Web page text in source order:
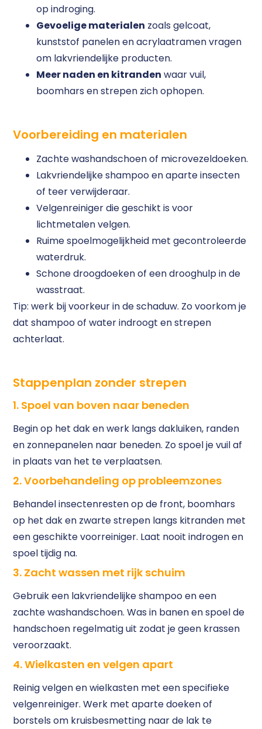
op indroging.
Gevoelige materialen zoals gelcoat,
kunststof panelen en acrylaatramen vragen
om lakvriendelijke producten.
Meer naden en kitranden waar vuil,
boomhars en strepen zich ophopen.
Voorbereiding en materialen
Zachte washandschoen of microvezeldoeken.
Lakvriendelijke shampoo en aparte insecten
of teer verwijderaar.
Velgenreiniger die geschikt is voor
lichtmetalen velgen.
Ruime spoelmogelijkheid met gecontroleerde
waterdruk.
Schone droogdoeken of een drooghulp in de
wasstraat.
Tip: werk bij voorkeur in de schaduw. Zo voorkom je
dat shampoo of water indroogt en strepen
achterlaat.
Stappenplan zonder strepen
1. Spoel van boven naar beneden
Begin op het dak en werk langs dakluiken, randen
en zonnepanelen naar beneden. Zo spoel je vuil af
in plaats van het te verplaatsen.
2. Voorbehandeling op probleemzones
Behandel insectenresten op de front, boomhars
op het dak en zwarte strepen langs kitranden met
een geschikte voorreiniger. Laat nooit indrogen en
spoel tijdig na.
3. Zacht wassen met rijk schuim
Gebruik een lakvriendelijke shampoo en een
zachte washandschoen. Was in banen en spoel de
handschoen regelmatig uit zodat je geen krassen
veroorzaakt.
4. Wielkasten en velgen apart
Reinig velgen en wielkasten met een specifieke
velgenreiniger. Werk met aparte doeken of
borstels om kruisbesmetting naar de lak te